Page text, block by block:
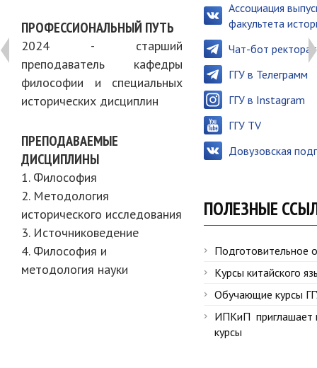
ПРОФЕССИОНАЛЬНЫЙ ПУТЬ
2024 - старший
преподаватель кафедры
философии и специальных
исторических дисциплин
ПРЕПОДАВАЕМЫЕ
ДИСЦИПЛИНЫ
1. Философия
2. Методология
исторического исследования
3. Источниковедение
4. Философия и
методология науки
Ассоциация
факультета
Чат-бот
ГГУ в Телеграмм
ГГУ в Instagram
ГГУ TV
Довузовская
ПОЛЕЗНЫЕ
Подготовительное
Курсы китайского
Обучающие курсы
ИПКиП приглашает
курсы